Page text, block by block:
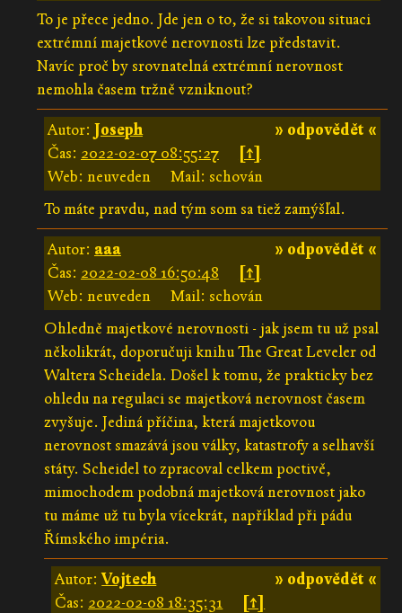
To je přece jedno. Jde jen o to, že si takovou situaci
extrémní majetkové nerovnosti lze představit.
Navíc proč by srovnatelná extrémní nerovnost
nemohla časem tržně vzniknout?
» odpovědět «
Autor: Joseph
Čas: 2022-02-07 08:55:27
[↑]
Web: neuveden
Mail: schován
To máte pravdu, nad tým som sa tiež zamýšľal.
» odpovědět «
Autor: aaa
Čas: 2022-02-08 16:50:48
[↑]
Web: neuveden
Mail: schován
Ohledně majetkové nerovnosti - jak jsem tu už psal
několikrát, doporučuji knihu The Great Leveler od
Waltera Scheidela. Došel k tomu, že prakticky bez
ohledu na regulaci se majetková nerovnost časem
zvyšuje. Jediná příčina, která majetkovou
nerovnost smazává jsou války, katastrofy a selhavší
státy. Scheidel to zpracoval celkem poctivě,
mimochodem podobná majetková nerovnost jako
tu máme už tu byla vícekrát, například při pádu
Římského impéria.
» odpovědět «
Autor:Vojtech
Čas: 2022-02-08 18:35:31
[↑]